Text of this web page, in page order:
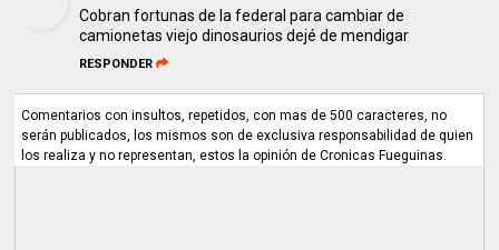
Cobran fortunas de la federal para cambiar de
camionetas viejo dinosaurios dejé de mendigar
RESPONDER
Comentarios con insultos, repetidos, con mas de 500 caracteres, no
serán publicados, los mismos son de exclusiva responsabilidad de quien
los realiza y no representan, estos la opinión de Cronicas Fueguinas.